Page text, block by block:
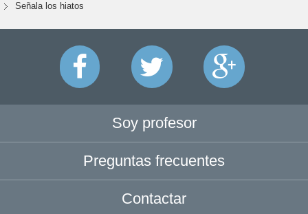
Señala los hiatos
Soy profesor
Preguntas frecuentes
Contactar